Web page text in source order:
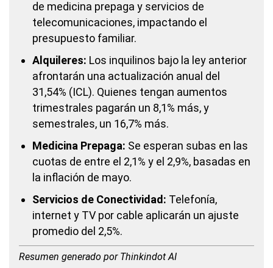
de medicina prepaga y servicios de
telecomunicaciones, impactando el
presupuesto familiar.
Alquileres: Los inquilinos bajo la ley anterior
afrontarán una actualización anual del
31,54% (ICL). Quienes tengan aumentos
trimestrales pagarán un 8,1% más, y
semestrales, un 16,7% más.
Medicina Prepaga: Se esperan subas en las
cuotas de entre el 2,1% y el 2,9%, basadas en
la inflación de mayo.
Servicios de Conectividad: Telefonía,
internet y TV por cable aplicarán un ajuste
promedio del 2,5%.
Resumen generado por Thinkindot AI